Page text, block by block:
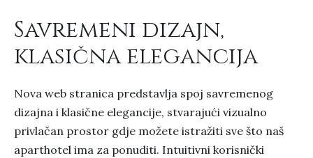
Savremeni dizajn,
klasična elegancija
Nova web stranica predstavlja spoj savremenog
dizajna i klasične elegancije, stvarajući vizualno
privlačan prostor gdje možete istražiti sve što naš
aparthotel ima za ponuditi. Intuitivni korisnički